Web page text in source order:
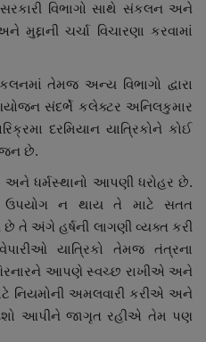
વિભાગો સાથે સંકલન અને
ચર્ચા વિચારણા કરવામાં
તેમજ અન્ય વિભાગો દ્વારા
સંદર્ભે કલેક્ટર અનિલકુમાર
દરમિયાન યાત્રિકોને કોઈ
છે.
અને ધર્મસ્થાનો આપણી ધરોહર છે.
ઉપયોગ ન થાય તે માટે સતત
તે અંગે હર્ષની લાગણી વ્યક્ત કરી
યાત્રિકો તેમજ તંત્રના
આપણે સ્વચ્છ રાખીએ અને
નિયમોની અમલવારી કરીએ અને
આપીને જાગૃત રહીએ તેમ પણ